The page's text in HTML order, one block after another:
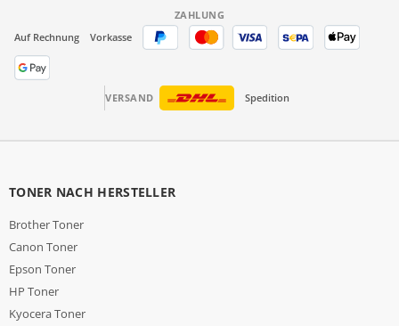
ZAHLUNG
Auf Rechnung
Vorkasse
VERSAND Spedition
TONER NACH HERSTELLER
Brother Toner
Canon Toner
Epson Toner
HP Toner
Kyocera Toner